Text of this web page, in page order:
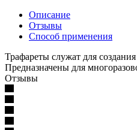
Описание
Отзывы
Способ применения
Трафареты служат для
Предназначены для
Отзывы